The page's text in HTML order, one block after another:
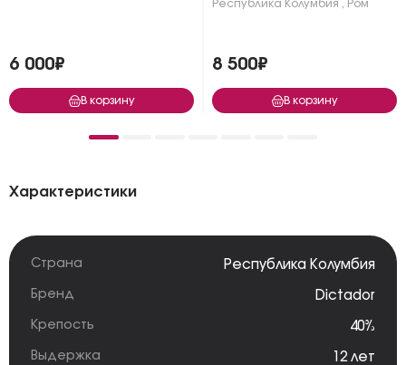
6 000₽
В корзину
Республика Колумбия Ром
8 500₽
В корзину
Характеристики
Страна Республика Колумбия
Бренд Dictador
Крепость 40%
Выдержка 12 лет